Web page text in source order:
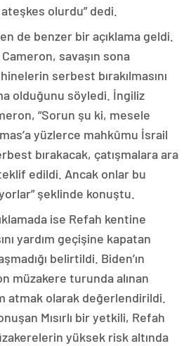
olurdu” dedi.
de benzer bir açıklama geldi.
Cameron, savaşın sona
serbest bırakılmasını
olduğunu söyledi. İngiliz
“Sorun şu ki, mesele
yüzlerce mahkûmu İsrail
bırakacak, çatışmalara ara
edildi. Ancak onlar bu
şeklinde konuştu.
ise Refah kentine
yardım geçişine kapatan
belirtildi. Biden’ın
müzakere turunda alınan
atmak olarak değerlendirildi.
Mısırlı bir yetkili, Refah
yüksek risk altında